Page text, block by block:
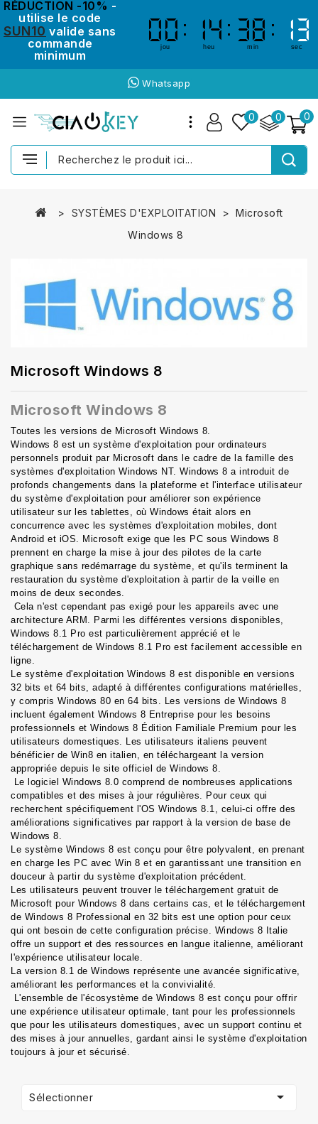
RÉDUCTION -10% -
utilise le code
SUN10 valide sans
commande
minimum
00
00
jou
14
14
heu
38
38
min
13
13
sec
Whatsapp
0
0
0
SYSTÈMES D'EXPLOITATION
Microsoft
Windows 8
Microsoft Windows 8
Microsoft Windows 8
Toutes les versions de Microsoft Windows 8.
Windows 8 est un système d'exploitation pour ordinateurs
personnels produit par Microsoft dans le cadre de la famille des
systèmes d'exploitation Windows NT. Windows 8 a introduit de
profonds changements dans la plateforme et l'interface utilisateur
du système d'exploitation pour améliorer son expérience
utilisateur sur les tablettes, où Windows était alors en
concurrence avec les systèmes d'exploitation mobiles, dont
Android et iOS. Microsoft exige que les PC sous Windows 8
prennent en charge la mise à jour des pilotes de la carte
graphique sans redémarrage du système, et qu'ils terminent la
restauration du système d'exploitation à partir de la veille en
moins de deux secondes.
architecture ARM. Parmi les différentes versions disponibles,
Windows 8.1 Pro est particulièrement apprécié et le
téléchargement de Windows 8.1 Pro est facilement accessible en
ligne.
Le système d'exploitation Windows 8 est disponible en versions
32 bits et 64 bits, adapté à différentes configurations matérielles,
y compris Windows 80 en 64 bits. Les versions de Windows 8
incluent également Windows 8 Entreprise pour les besoins
professionnels et Windows 8 Édition Familiale Premium pour les
utilisateurs domestiques. Les utilisateurs italiens peuvent
bénéficier de Win8 en italien, en téléchargeant la version
appropriée depuis le site officiel de Windows 8.
compatibles et des mises à jour régulières. Pour ceux qui
recherchent spécifiquement l'OS Windows 8.1, celui-ci offre des
améliorations significatives par rapport à la version de base de
Windows 8.
Le système Windows 8 est conçu pour être polyvalent, en prenant
en charge les PC avec Win 8 et en garantissant une transition en
douceur à partir du système d'exploitation précédent.
Les utilisateurs peuvent trouver le téléchargement gratuit de
Microsoft pour Windows 8 dans certains cas, et le téléchargement
de Windows 8 Professional en 32 bits est une option pour ceux
qui ont besoin de cette configuration précise. Windows 8 Italie
offre un support et des ressources en langue italienne, améliorant
l'expérience utilisateur locale.
La version 8.1 de Windows représente une avancée significative,
améliorant les performances et la convivialité.
une expérience utilisateur optimale, tant pour les professionnels
que pour les utilisateurs domestiques, avec un support continu et
des mises à jour annuelles, gardant ainsi le système d'exploitation
toujours à jour et sécurisé.
Sélectionner 